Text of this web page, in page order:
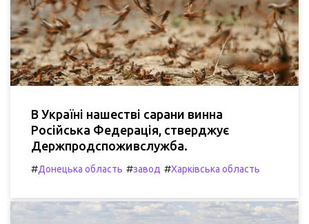
В Україні нашестві сарани винна
Російська Федерація, стверджує
Держпродспоживслужба.
#Донецька область #завод #Харківська область